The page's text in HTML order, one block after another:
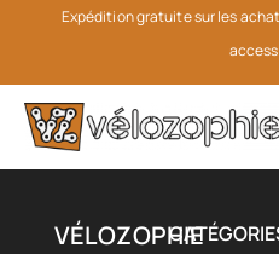
Expédition gratuite sur les
VÉLOZOPHIE